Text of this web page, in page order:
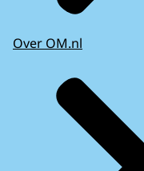
Over OM.nl